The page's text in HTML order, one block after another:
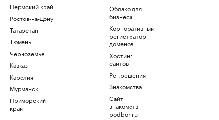
Пермский край
Ростов-на-Дону
Татарстан
Тюмень
Черноземье
Кавказ
Карелия
Мурманск
Приморский
край
Облако для
бизнеса
Корпоративный
регистратор
доменов
Хостинг
сайтов
Рег.решения
Знакомства
Сайт
знакомств
podbor.ru